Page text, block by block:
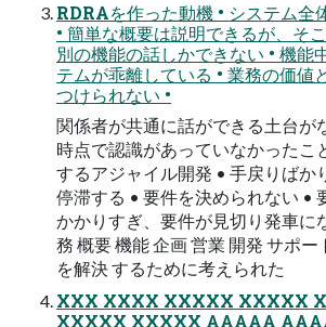
RDRAを作った動機 • システム全
• 簡単な概要は説明できるが、そ
別の機能の話しかできない • 機能
テムが乖離している • 業務の価値
つけられない •
関係者が共通に話ができる土台が
時点で認識があっていなかったこ
するアジャイル開発 • 手戻りばか
停滞する • 要件を決められない •
かかりすぎ、要件が見切り発車に
務 概要 機能 企画 営業 開発 サポー
を解決 するために考えられた
XXX XXXX XXXXX XXXXX
XXXXX XXXXX AAAAA